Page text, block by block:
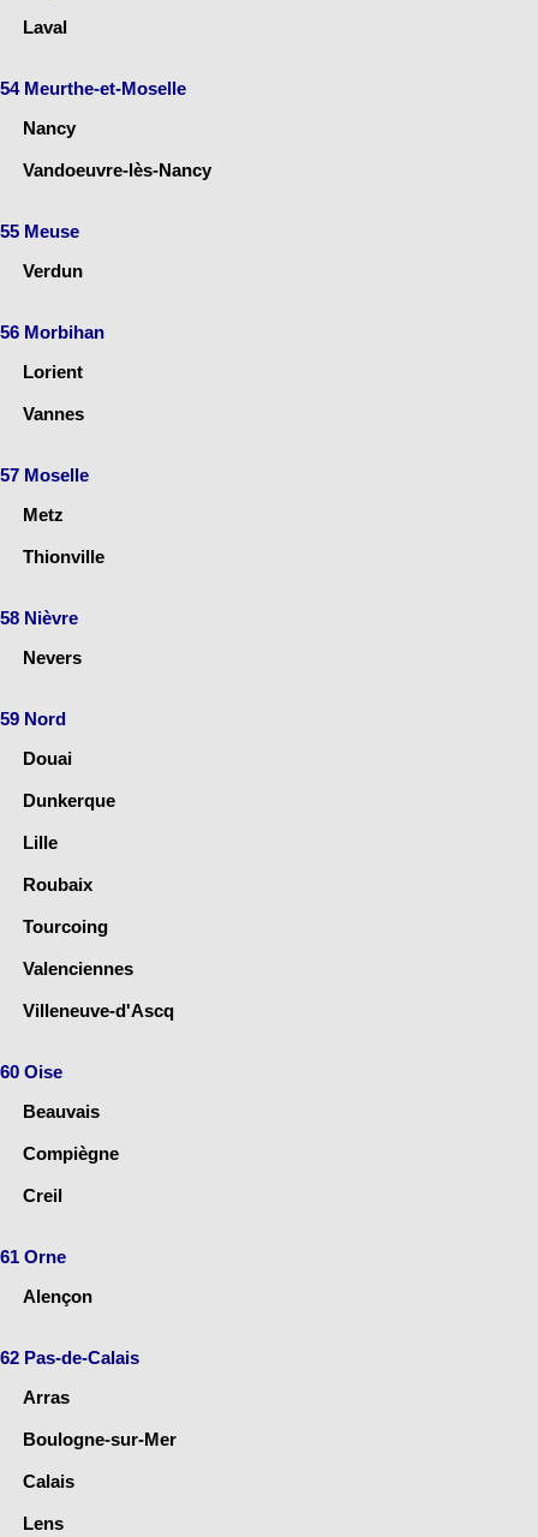
Laval
54 Meurthe-et-Moselle
Nancy
Vandoeuvre-lès-Nancy
55 Meuse
Verdun
56 Morbihan
Lorient
Vannes
57 Moselle
Metz
Thionville
58 Nièvre
Nevers
59 Nord
Douai
Dunkerque
Lille
Roubaix
Tourcoing
Valenciennes
Villeneuve-d'Ascq
60 Oise
Beauvais
Compiègne
Creil
61 Orne
Alençon
62 Pas-de-Calais
Arras
Boulogne-sur-Mer
Calais
Lens